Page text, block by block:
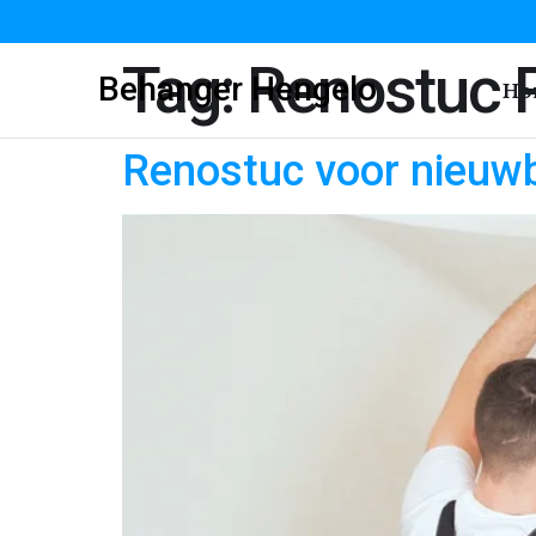
Behanger Hengelo
Tag:Renostuc
Renostuc voor